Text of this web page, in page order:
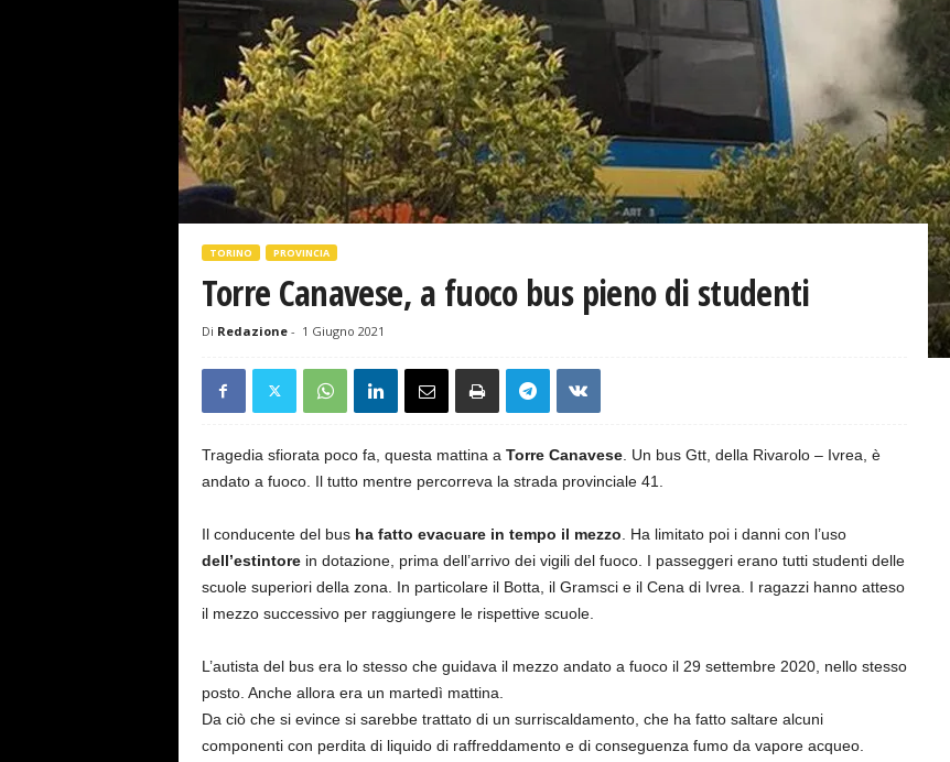
TORINO PROVINCIA
Torre Canavese, a fuoco bus pieno di studenti
Di Redazione- 1 Giugno 2021
Tragedia sfiorata poco fa, questa mattina a Torre Canavese. Un bus Gtt, della Rivarolo – Ivrea, è
andato a fuoco. Il tutto mentre percorreva la strada provinciale 41.
Il conducente del bus ha fatto evacuare in tempo il mezzo . Ha limitato poi i danni con l’uso
dell’estintore in dotazione, prima dell’arrivo dei vigili del fuoco. I passeggeri erano tutti studenti delle
scuole superiori della zona. In particolare il Botta, il Gramsci e il Cena di Ivrea. I ragazzi hanno atteso
il mezzo successivo per raggiungere le rispettive scuole.
L’autista del bus era lo stesso che guidava il mezzo andato a fuoco il 29 settembre 2020, nello stesso
posto. Anche allora era un martedì mattina.
Da ciò che si evince si sarebbe trattato di un surriscaldamento, che ha fatto saltare alcuni
componenti con perdita di liquido di raffreddamento e di conseguenza fumo da vapore acqueo.